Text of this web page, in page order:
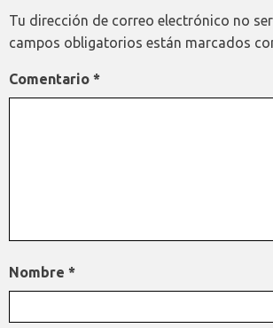
Tu dirección de correo electrónico no
campos obligatorios están marcados
Comentario *
Nombre *